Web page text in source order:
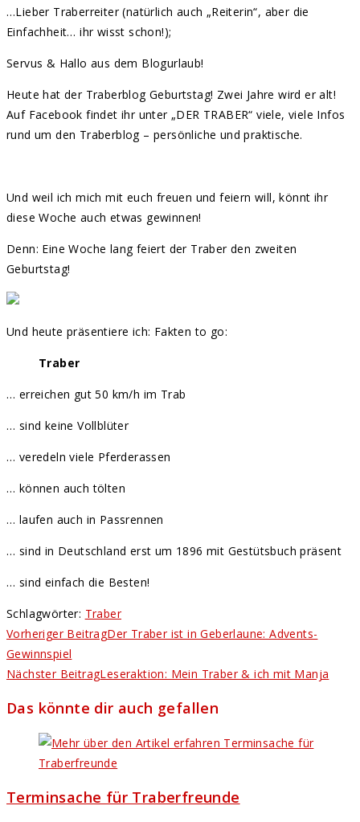
…Lieber Traberreiter (natürlich auch „Reiterin“, aber die
Einfachheit… ihr wisst schon!);
Servus & Hallo aus dem Blogurlaub!
Heute hat der Traberblog Geburtstag! Zwei Jahre wird er alt!
Auf Facebook findet ihr unter „DER TRABER“ viele, viele Infos
rund um den Traberblog – persönliche und praktische.
Und weil ich mich mit euch freuen und feiern will, könnt ihr
diese Woche auch etwas gewinnen!
Denn: Eine Woche lang feiert der Traber den zweiten
Geburtstag!
Und heute präsentiere ich: Fakten to go:
Traber
… erreichen gut 50 km/h im Trab
… sind keine Vollblüter
… veredeln viele Pferderassen
… können auch tölten
… laufen auch in Passrennen
… sind in Deutschland erst um 1896 mit Gestütsbuch präsent
… sind einfach die Besten!
Schlagwörter: Traber
Weitere
Artikel
ansehen
Vorheriger BeitragDer Traber ist in Geberlaune: Advents-
Gewinnspiel
Nächster BeitragLeseraktion: Mein Traber & ich mit Manja
Das könnte dir auch gefallen
Terminsache für Traberfreunde